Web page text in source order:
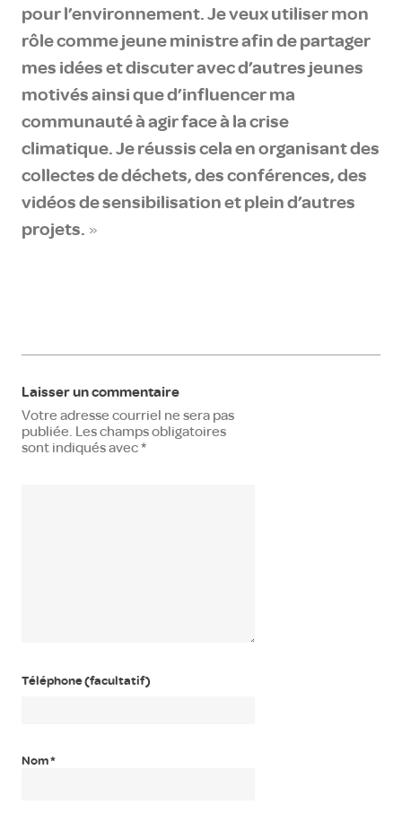
pour l’environnement. Je veux utiliser mon
rôle comme jeune ministre afin de partager
mes idées et discuter avec d’autres jeunes
motivés ainsi que d’influencer ma
communauté à agir face à la crise
climatique. Je réussis cela en organisant des
collectes de déchets, des conférences, des
vidéos de sensibilisation et plein d’autres
projets. »
Laisser un commentaire
Votre adresse courriel ne sera pas
publiée. Les champs obligatoires
sont indiqués avec*
Téléphone (facultatif)
Nom*